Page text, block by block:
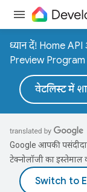
ध्यान दें! Home
Preview Program
वेटलिस्ट में
Google आपकी
टेक्नोलॉजी का